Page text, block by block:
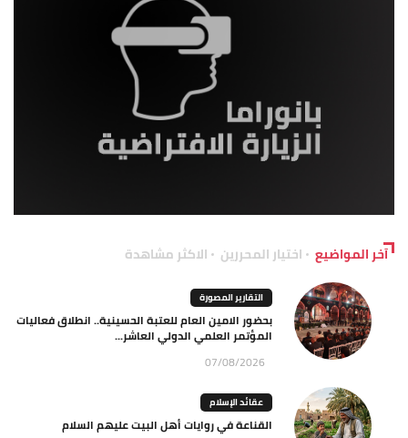
آخر المواضيع اختيار المحررين الاكثر مشاهدة
التقارير المصورة
بحضور الامين العام للعتبة الحسينية.. انطلاق فعاليات
المؤتمر العلمي الدولي العاشر...
07/08/2026
عقائد الإسلام
القناعة في روايات أهل البيت عليهم السلام